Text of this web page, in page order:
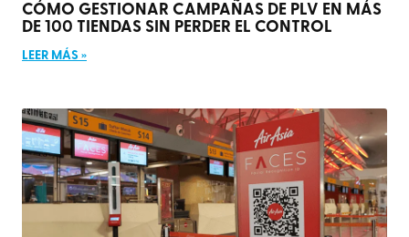
CÓMO GESTIONAR CAMPAÑAS DE PLV EN MÁS
DE 100 TIENDAS SIN PERDER EL CONTROL
LEER MÁS »